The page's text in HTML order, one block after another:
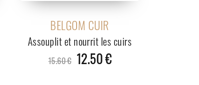
BELGOM CUIR
Assouplit et nourrit les cuirs
15.60 € 12.50 €